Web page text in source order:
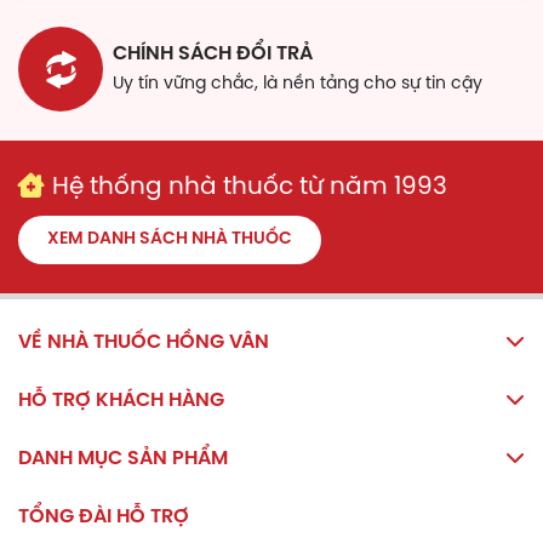
Trẻ em từ 1 - 3 tuổi: 5ml/ngày.
Trẻ em trên 3 tuổi: 10ml/ngày.
Lắc kỹ trước khi dùng.
Đối tượng sử dụng
Kinder Immune Syrup Doppelherz sử dụng cho trẻ em
Trẻ hay gặp phải vấn đề về nhiễm khuẩn đường hô
Trẻ đang điều trị bằng kháng sinh.
dậy.
Tác dụng phụ
CHÍNH SÁCH ĐỔI TRẢ
Uy tín vững chắc, là nền tảng cho sự tin cậy
Hệ thống nhà thuốc từ năm 1993
XEM DANH SÁCH NHÀ THUỐC
VỀ NHÀ THUỐC HỒNG VÂN
HỖ TRỢ KHÁCH HÀNG
DANH MỤC SẢN PHẨM
TỔNG ĐÀI HỖ TRỢ